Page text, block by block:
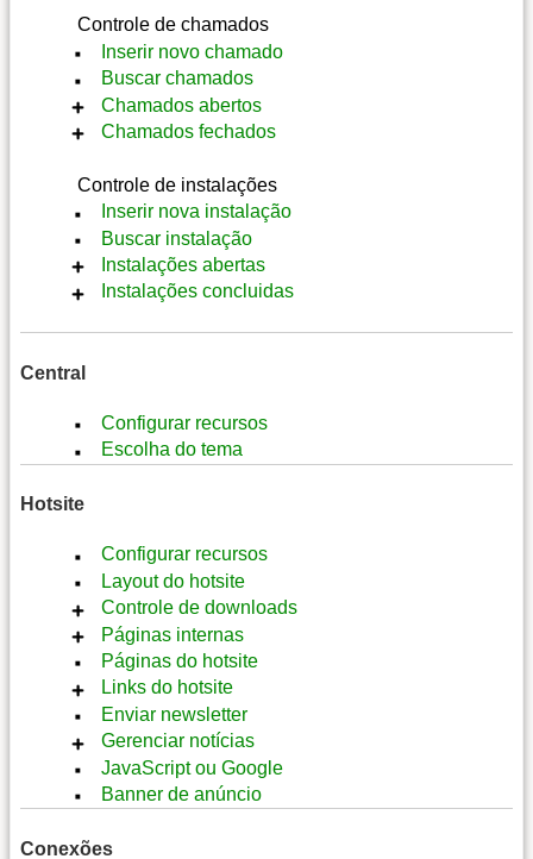
Controle de chamados
Inserir novo chamado
Buscar chamados
Chamados abertos
Abrir chamado
Responder
Alterar
Fechar
Conexões
Informações
Chamados fechados
Abrir
Reabrir
Conexões
Informações
Notas
Controle de instalações
Inserir nova instalação
Buscar instalação
Instalações abertas
Inserir instalação
Notas
Instalações concluidas
Notas
Central
Configurar recursos
Escolha do tema
Hotsite
Configurar recursos
Layout do hotsite
Controle de downloads
Adicionar arquivo
Alterar
Páginas internas
Inserir pagina
Alterar
Páginas do hotsite
Links do hotsite
Inserir link
Abrir
Enviar newsletter
Gerenciar notícias
Inserir notícia
Alterar
JavaScript ou Google
Banner de anúncio
Conexões